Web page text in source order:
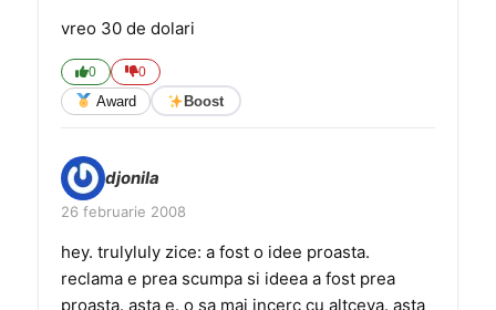
vreo 30 de dolari
0 0
Award Boost
djonila
26 februarie 2008
hey. trulyluly zice: a fost o idee proasta.
reclama e prea scumpa si ideea a fost prea
proasta. asta e. o sa mai incerc cu altceva. asta